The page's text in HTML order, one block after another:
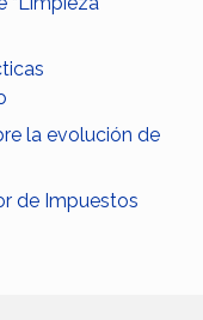
la evolución de
de Impuestos